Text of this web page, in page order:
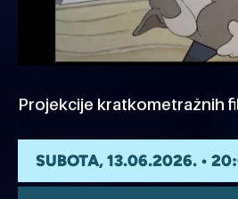
Projekcije kratkometražnih
SUBOTA, 13.06.2026. •